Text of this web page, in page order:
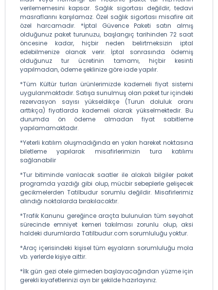
verilememesini kapsar. Sağlık sigortası değildir, tedavi
masraflarını karşılamaz. Özel sağlık sigortası misafire ait
özel harcamadır. *İptal Güvence Paketi satın almış
olduğunuz paket turunuzu, başlangıç tarihinden 72 saat
öncesine kadar, hiçbir neden belirtmeksizin iptal
edebilmenize olanak verir. İptal sonrasında ödemiş
olduğunuz tur ücretinin tamamı, hiçbir kesinti
yapılmadan, ödeme şeklinize göre iade yapılır.
*Tüm Kültür turları ürünlerimizde kademeli fiyat sistemi
uygulanmaktadır. Satışa sunulmuş olan paket tur içindeki
rezervasyon sayısı yükseldikçe (Turun doluluk oranı
arttıkça) fiyatlarda kademeli olarak yükselmektedir. Bu
durumda ön ödeme almadan fiyat sabitleme
yapılamamaktadır.
*Yeterli katılım oluşmadığında en yakın hareket noktasına
biletleme yapılarak misafirlerimizin tura katılımı
sağlanabilir
*Tur bitiminde varılacak saatler ile alakalı bilgiler paket
programda yazdığı gibi olup, mücbir sebeplerle gelişecek
gecikmelerden Tatilbudur sorumlu değildir. Misafirlerimiz
alındığı noktalarda bırakılacaktır.
*Trafik Kanunu gereğince araçta bulunulan tüm seyahat
sürecinde emniyet kemeri takılması zorunlu olup, aksi
haldeki durumlarda Tatilbudur.com sorumluluğu yoktur.
*Araç içerisindeki kişisel tüm eşyaların sorumluluğu mola
vb. yerlerde kişiye aittir.
*İlk gün gezi otele girmeden başlayacağından yüzme için
gerekli kıyafetlerinizi ayrı bir şekilde hazırlayınız.